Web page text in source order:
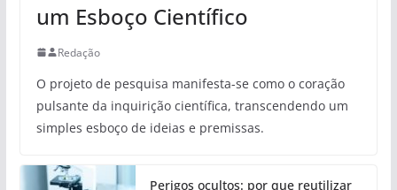
um Esboço Científico
Redação
O projeto de pesquisa manifesta-se como o coração
pulsante da inquirição científica, transcendendo um
simples esboço de ideias e premissas.
Perigos ocultos: por que reutilizar